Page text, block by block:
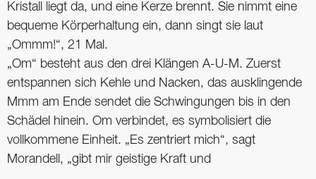
Kristall liegt da, und eine Kerze brennt. Sie nimmt eine
bequeme Körperhaltung ein, dann singt sie laut
„Ommm!“, 21 Mal.
„Om“ besteht aus den drei Klängen A-U-M. Zuerst
entspannen sich Kehle und Nacken, das ausklingende
Mmm am Ende sendet die Schwingungen bis in den
Schädel hinein. Om verbindet, es symbolisiert die
vollkommene Einheit. „Es zentriert mich“, sagt
Morandell, „gibt mir geistige Kraft und